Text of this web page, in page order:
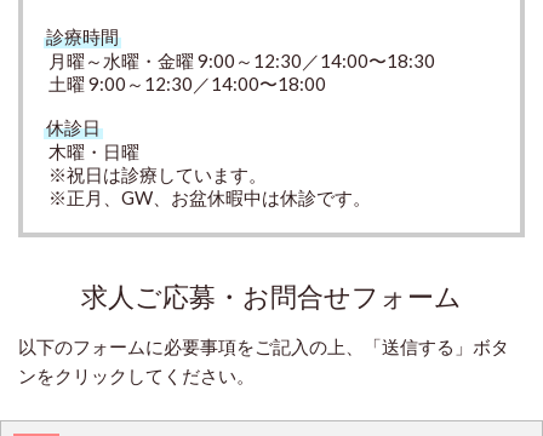
診療時間
月曜～水曜・金曜 9:00～12:30／14:00〜18:30
土曜 9:00～12:30／14:00〜18:00
休診日
木曜・日曜
※祝日は診療しています。
※正月、GW、お盆休暇中は休診です。
求人ご応募・お問合せフォーム
以下のフォームに必要事項をご記入の上、「送信する」ボタ
ンをクリックしてください。